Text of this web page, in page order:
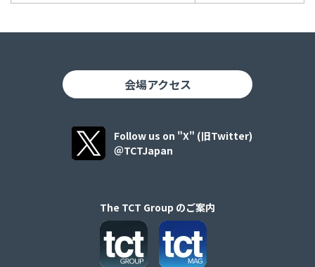
会場アクセス
Follow us on "X" (旧Twitter)
＠TCTJapan
The TCT Group のご案内